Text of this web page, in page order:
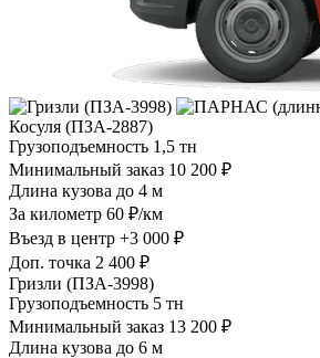
Косуля (ПЗА-2887)
Грузоподъемность 1,5 тн
Минимальный заказ 10 200 ₽
Длина кузова до 4 м
За километр 60 ₽/км
Въезд в центр +3 000 ₽
Доп. точка 2 400 ₽
Гризли (ПЗА-3998)
Грузоподъемность 5 тн
Минимальный заказ 13 200 ₽
Длина кузова до 6 м